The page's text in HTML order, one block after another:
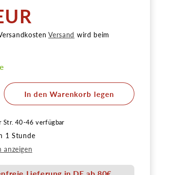
Versand wird beim
In den Warenkorb legen
Str. 40-46 verfügbar
1 Stunde
anzeigen